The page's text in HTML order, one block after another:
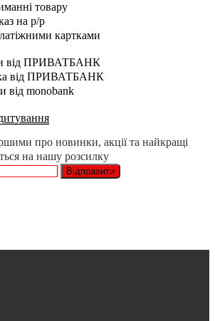
товару
на р/р
картками
від ПРИВАТБАНК
від ПРИВАТБАНК
від monobank
про новинки, акції та найкращі
на нашу розсилку
Відправити